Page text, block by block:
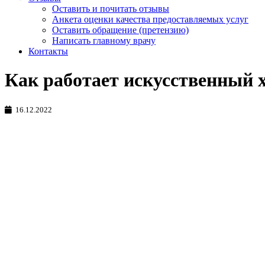
Оставить и почитать отзывы
Анкета оценки качества предоставляемых услуг
Оставить обращение (претензию)
Написать главному врачу
Контакты
Как работает искусственный
16.12.2022